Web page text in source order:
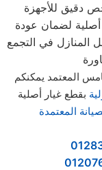
دقيق للأجهزة
لضمان عودة
المنازل في التجمع
المعتمد يمكنكم
بقطع غيار أصلية
المعتمدة